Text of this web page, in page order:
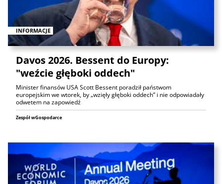
INFORMACJE
Davos 2026. Bessent do Europy:
"weźcie głęboki oddech"
Minister finansów USA Scott Bessent poradził państwom
europejskim we wtorek, by „wzięły głęboki oddech” i nie odpowiadały
odwetem na zapowiedź
Zespół wGospodarce